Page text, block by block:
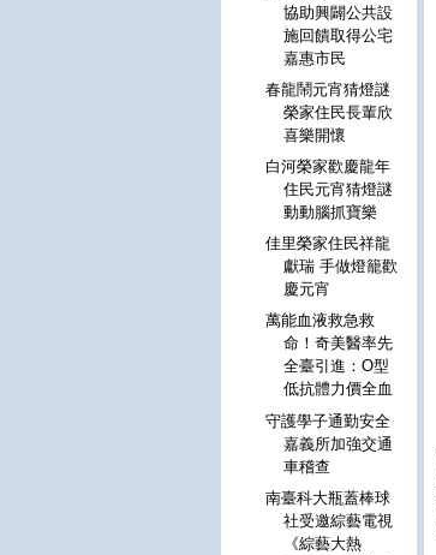
協助興闢公共設
施回饋取得公宅
嘉惠市民
春龍鬧元宵猜燈謎
榮家住民長輩欣
喜樂開懷
白河榮家歡慶龍年
住民元宵猜燈謎
動動腦抓寶樂
佳里榮家住民祥龍
獻瑞 手做燈籠歡
慶元宵
萬能血液救急救
命！奇美醫率先
全臺引進：O型
低抗體力價全血
守護學子通勤安全
嘉義所加強交通
車稽查
南臺科大瓶蓋棒球
社受邀綜藝電視
《綜藝大熱